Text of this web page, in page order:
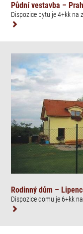
Půdní vestavba –
Dispozice bytu je 4+kk na
Rodinný dům –
Dispozice domu je 6+kk